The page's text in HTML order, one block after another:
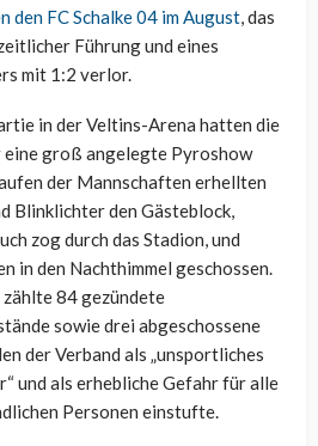
den FC Schalke 04 im August, das
Führung und eines
mit 1:2 verlor.
in der Veltins-Arena hatten die
groß angelegte Pyroshow
der Mannschaften erhellten
Blinklichter den Gästeblock,
zog durch das Stadion, und
in den Nachthimmel geschossen.
84 gezündete
sowie drei abgeschossene
der Verband als „unsportliches
und als erhebliche Gefahr für alle
Personen einstufte.